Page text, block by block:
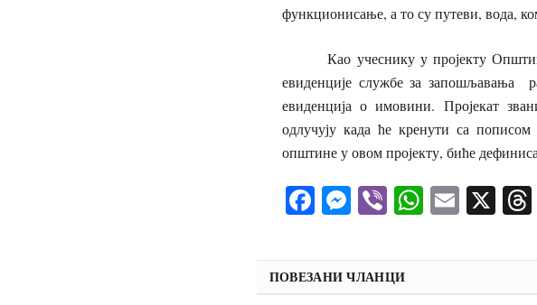
функционисање, а то су путеви, вода,
Као учеснику у пројекту Општини
евиденције службе за запошљавања
евиденција о имовини. Пројекат
одлучују када ће кренути са
општине у овом пројекту, биће
Facebook
Messenger
Viber Email
X
ПОВЕЗАНИ ЧЛАНЦИ